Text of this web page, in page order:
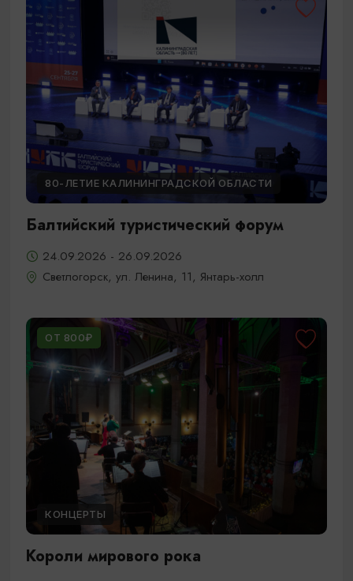
80-ЛЕТИЕ КАЛИНИНГРАДСКОЙ ОБЛАСТИ
Балтийский туристический форум
24.09.2026 - 26.09.2026
Светлогорск, ул. Ленина, 11, Янтарь-холл
ОТ 800₽
КОНЦЕРТЫ
Короли мирового рока